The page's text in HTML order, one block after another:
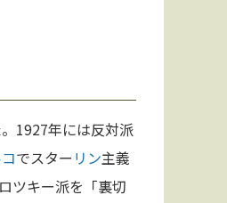
1927年には反対派
でスター リン主義
ツキー派を「裏切